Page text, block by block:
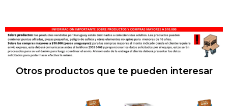
Otros productos que te pueden interesar